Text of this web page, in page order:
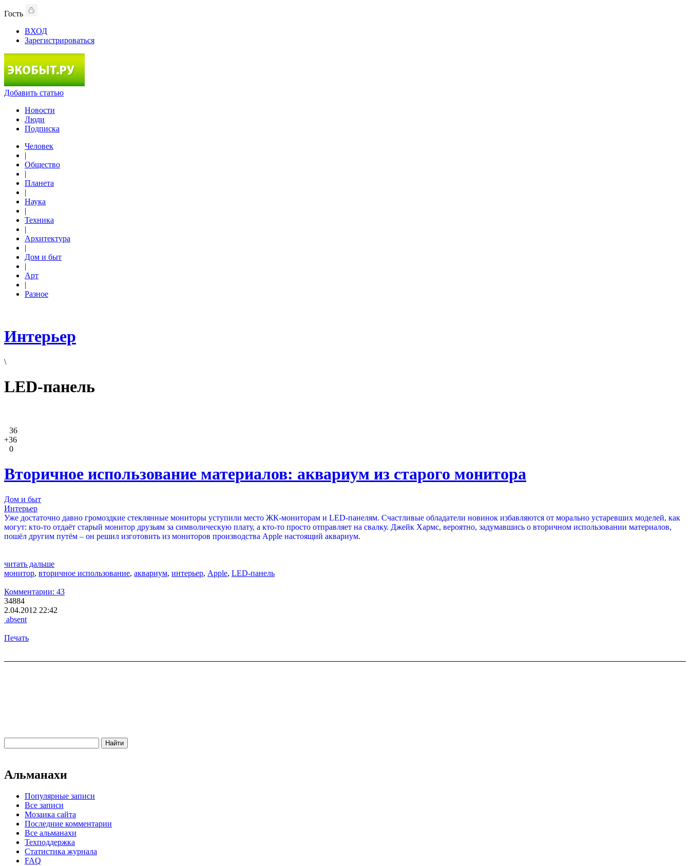
Гость
ВХОД
Зарегистрироваться
Добавить статью
Новости
Люди
Подписка
Человек
|
Общество
|
Планета
|
Наука
|
Техника
|
Архитектура
|
Дом и быт
|
Арт
|
Разное
Интерьер
\
LED-панель
36
+36
0
Вторичное использование материалов: аквариум из старого монитора
Дом и быт
Интерьер
Уже достаточно давно громоздкие стеклянные мониторы уступили место ЖК-мониторам и LED-панелям. Счастливые обладатели новинок избавляются от морально устаревших моделей, как
могут: кто-то отдаёт старый монитор друзьям за символическую плату, а кто-то просто отправляет на свалку. Джейк Хармс, вероятно, задумавшись о вторичном использовании материалов,
пошёл другим путём – он решил изготовить из мониторов производства Apple настоящий аквариум.
читать дальше
монитор, вторичное использование, аквариум, интерьер, Apple, LED-панель
Комментарии: 43
34884
2.04.2012 22:42
absent
Печать
Альманахи
Популярные записи
Все записи
Мозаика сайта
Последние комментарии
Все альманахи
Техподдержка
Статистика журнала
FAQ